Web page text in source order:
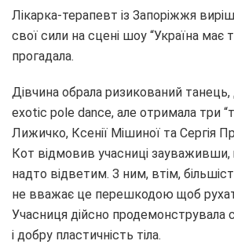
Лікарка-терапевт із Запоріжжя
свої сили на сцені шоу “Україна має
прогадала.
Дівчина обрала ризикований
exotic pole dance, але отримала три
Лижичко, Ксенії Мішиної та Сергія
Кот відмовив учасниці
надто відветим. З ним, втім,
не вважає це перешкодою щоб
Учасниця дійсно продемонструвала
і добру пластичність тіла.